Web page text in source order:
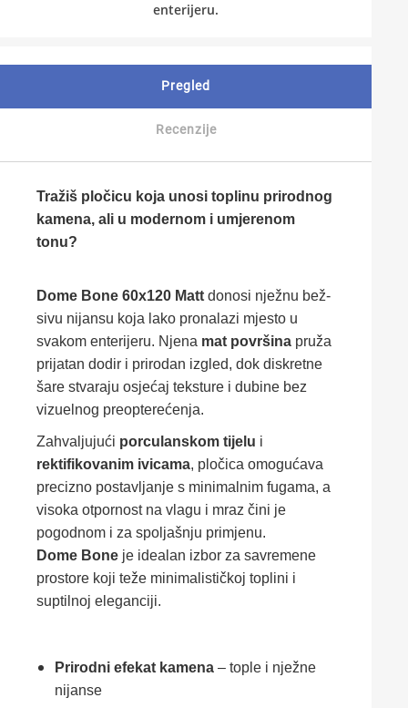
enterijeru.
Pregled
Recenzije
Tražiš pločicu koja unosi toplinu prirodnog
kamena, ali u modernom i umjerenom
tonu?
Dome Bone 60x120 Matt donosi nježnu bež-
sivu nijansu koja lako pronalazi mjesto u
svakom enterijeru. Njena mat površina pruža
prijatan dodir i prirodan izgled, dok diskretne
šare stvaraju osjećaj teksture i dubine bez
vizuelnog preopterećenja.
Zahvaljujući porculanskom tijelu i
rektifikovanim ivicama, pločica omogućava
precizno postavljanje s minimalnim fugama, a
visoka otpornost na vlagu i mraz čini je
pogodnom i za spoljašnju primjenu.
Dome Bone je idealan izbor za savremene
prostore koji teže minimalističkoj toplini i
suptilnoj eleganciji.
Prirodni efekat kamena – tople i nježne
nijanse